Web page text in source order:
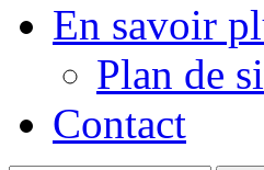
En savoir
Plan de
Contact